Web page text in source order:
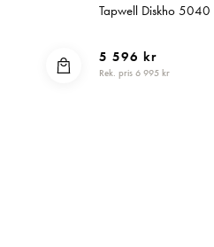
Tapwell Diskho 5040
5 596 kr
Rek. pris 6 995 kr